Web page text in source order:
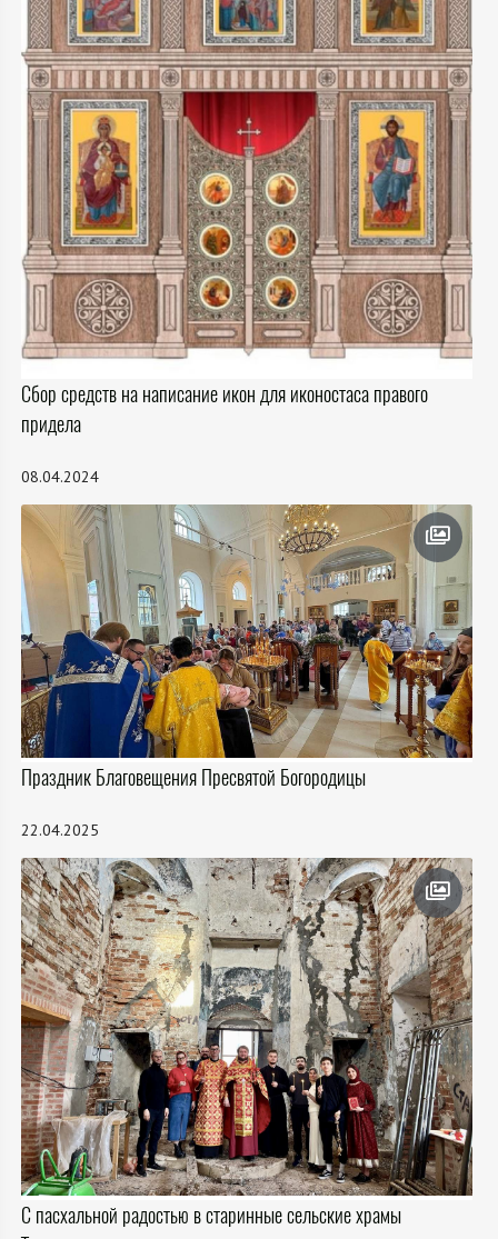
Сбор средств на написание икон для иконостаса правого
придела
08.04.2024
Праздник Благовещения Пресвятой Богородицы
22.04.2025
С пасхальной радостью в старинные сельские храмы